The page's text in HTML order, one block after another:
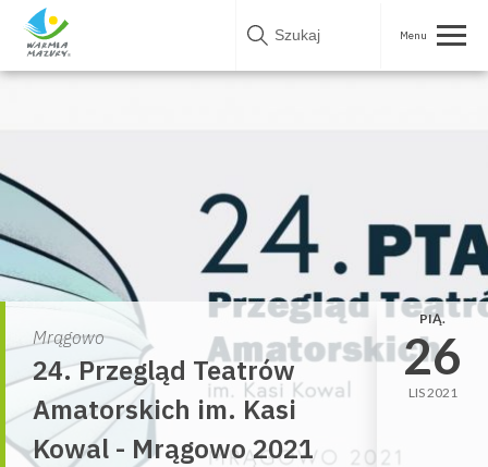
Skip
Mrągowo
24. Przegląd Teatrów
Amatorskich im. Kasi
Kowal - Mrągowo 2021
PIĄ.
26
LIS 2021